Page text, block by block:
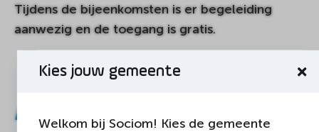
Tijdens de bijeenkomsten is er begeleiding
aanwezig en de toegang is gratis.
Andere agenda
Kies jouw gemeente
Welkom bij Sociom! Kies de gemeente